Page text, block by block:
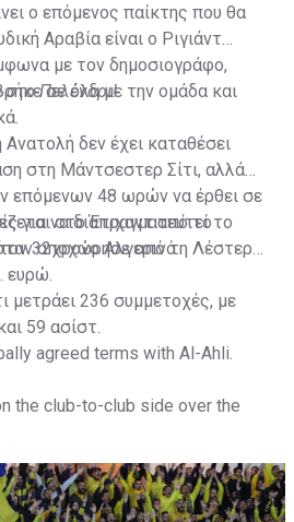
ο επόμενος παίκτης που θα
Αραβία είναι ο Ριγιάντ
με τον δημοσιογράφο,
σε όλα με την ομάδα και
στο Πελένδρι!
δεν έχει καταθέσει
στη Μάντσεστερ Σίτι, αλλά
επόμενων 48 ωρών να έρθει σε
για να διαπραγματευτεί το
32χρονο Αλγερινό.
στο Έτιχαντ από το
αποχώρησε από τη Λέστερ
ευρώ.
μετράει 236 συμμετοχές, με
59 ασίστ.
agreed terms with Al-Ahli.
the club-to-club side over the
Mahrez is keen on the move and
fast.🇸🇦